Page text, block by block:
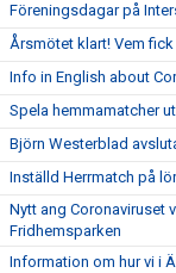
Föreningsdagar på
Årsmötet klart! Vem
Info in English about
Spela hemmamatcher
Björn Westerblad
Inställd Herrmatch på
Nytt ang Coronaviruset
Fridhemsparken
Information om hur vi i